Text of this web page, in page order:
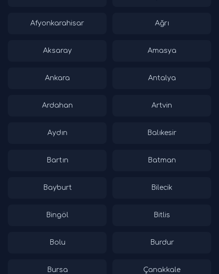
Afyonkarahisar Ağrı
Aksaray Amasya
Ankara Antalya
Ardahan Artvin
Aydın Balıkesir
Bartın Batman
Bayburt Bilecik
Bingöl Bitlis
Bolu Burdur
Bursa Çanakkale